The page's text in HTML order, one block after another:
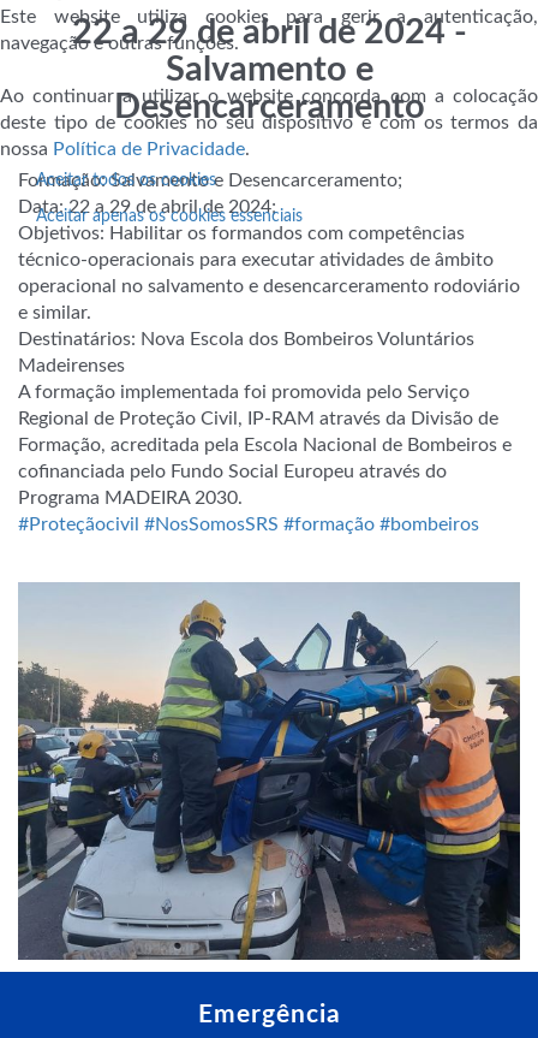
22 a 29 de abril de 2024 -
Salvamento e
Desencarceramento
Formação: Salvamento e Desencarceramento;
Data: 22 a 29 de abril de 2024;
Objetivos: Habilitar os formandos com competências
técnico-operacionais para executar atividades de âmbito
operacional no salvamento e desencarceramento rodoviário
e similar.
Destinatários: Nova Escola dos Bombeiros Voluntários
Madeirenses
A formação implementada foi promovida pelo Serviço
Regional de Proteção Civil, IP-RAM através da Divisão de
Formação, acreditada pela Escola Nacional de Bombeiros e
cofinanciada pelo Fundo Social Europeu através do
Programa MADEIRA 2030.
#Proteçãocivil #NosSomosSRS #formação #bombeiros
Emergência
Este website utiliza cookies para gerir a autenticação,
navegação e outras funções.
Ao continuar a utilizar o website concorda com a colocação
deste tipo de cookies no seu dispositivo e com os termos da
nossa Política de Privacidade.
Aceitar todos os cookies
Aceitar apenas os cookies essenciais